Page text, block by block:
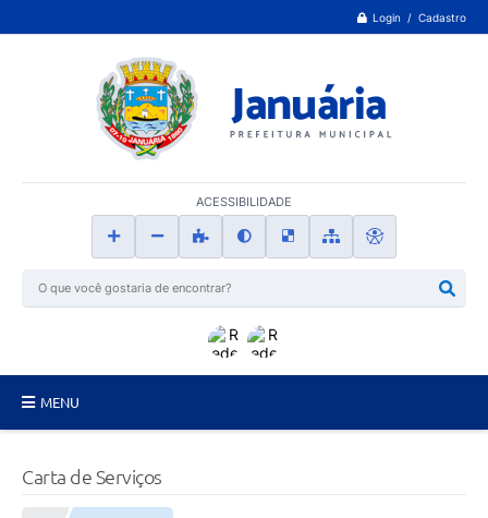
Login / Cadastro
ACESSIBILIDADE
MENU
Carta de Serviços